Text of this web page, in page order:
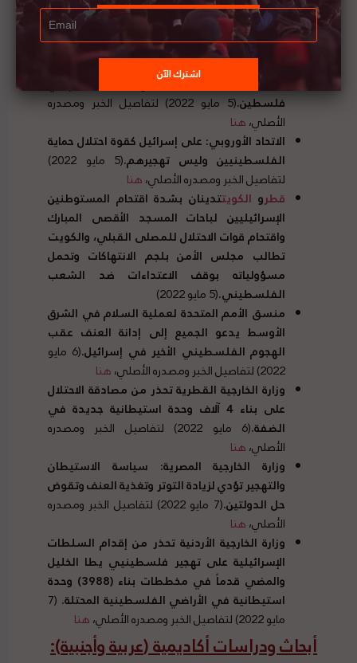
والتصدي له واجب.
(5 مايو 2022) لتفاصيل الخبر
ومصدره الأصلي،
اللجنة المعنية بممارسة الشعب الفلسطيني
لحقوقه غير القابلة للتصرف تبحث مع وزير خارجية
ايرلندا الخطوات الممكنة لدفع عملية السلام في
فلسطين.
(5 مايو 2022) لتفاصيل الخبر ومصدره
الأصلي،هنا
الاتحاد الأوروبي: على إسرائيل كقوة احتلال حماية
الفلسطينيين وليس تهجيرهم.
(5 مايو 2022)
لتفاصيل الخبر ومصدره الأصلي،هنا
قطرو الكويتتدينان بشدة اقتحام المستوطنين
الإسرائيليين لباحات المسجد الأقصى المبارك
واقتحام قوات الاحتلال للمصلى القبلي، والكويت
تطالب مجلس الأمن بلجم الانتهاكات وتحمل
مسؤولياته بوقف الاعتداءات ضد الشعب
الفلسطيني.(5 مايو 2022)
منسق الأمم المتحدة لعملية السلام في الشرق
الأوسط يدعو الجميع إلى إدانة العنف عقب
الهجوم الفلسطيني الأخير في إسرائيل.
(6 مايو
2022) لتفاصيل الخبر ومصدره الأصلي،
هنا
وزارة الخارجية القطرية تحذر من مصادقة الاحتلال
على بناء4 آلاف وحدة استيطانية جديدة في
الضفة.
(6 مايو 2022) لتفاصيل الخبر ومصدره
الأصلي،هنا
وزارة الخارجية المصرية: سياسة الاستيطان
والتهجير تؤدي لزيادة التوتر وتغذية العنف وتقوض
حل الدولتين.
(7 مايو 2022) لتفاصيل الخبر ومصدره
الأصلي،هنا
وزارة الخارجية الأردنية تحذر من إقدام السلطات
الإسرائيلية على تهجير فلسطينيي يطا الخليل
والمضي قدماً في مخططات بناء (3988)
وحدة
استيطانية في الأراضي الفلسطينية المحتلة.
(7
مايو 2022) لتفاصيل الخبر ومصدره الأصلي،
هنا
أبحاث ودراسات أكاديمية(عربية وأجنبية):